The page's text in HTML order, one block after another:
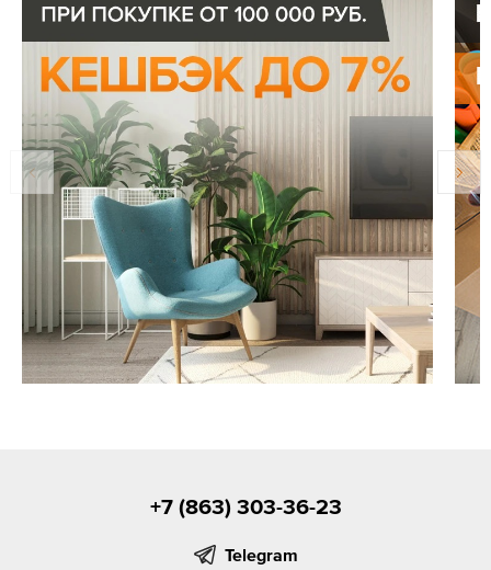
+7 (863) 303-36-23
Telegram